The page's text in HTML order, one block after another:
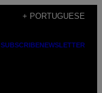
+ PORTUGUESE
SUBSCRIBENEWSLETTER